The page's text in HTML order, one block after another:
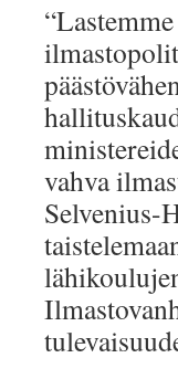
vahva
Selvenius-